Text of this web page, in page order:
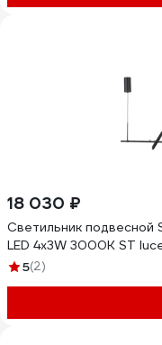
18 030 ₽
Светильник
LED 4х3W 3000K ST
5(2)